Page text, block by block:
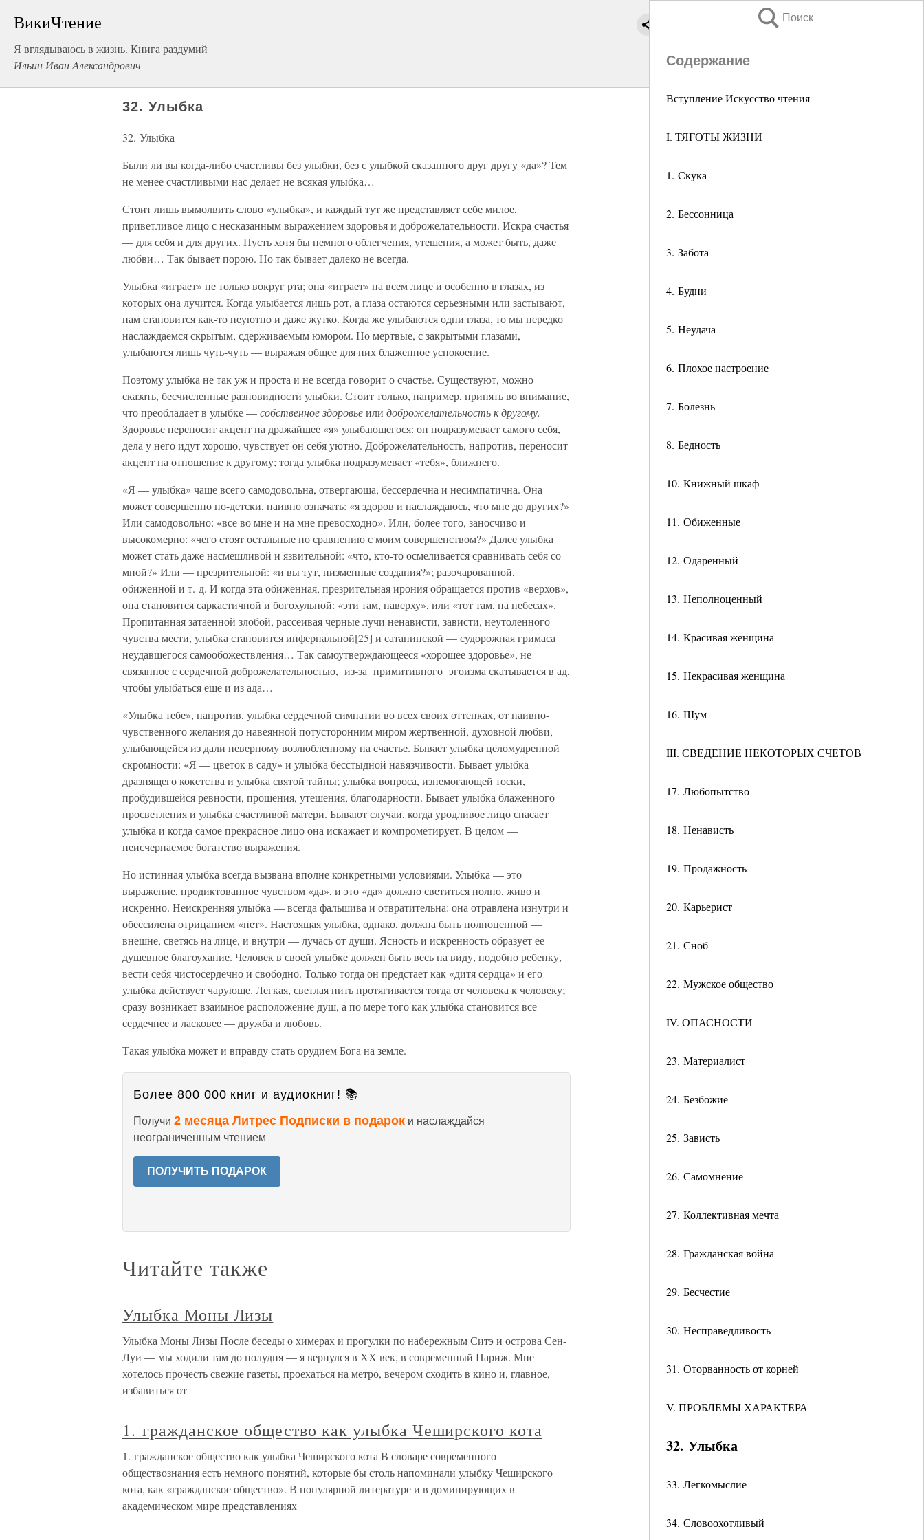
ВикиЧтение
Я вглядываюсь в жизнь. Книга раздумий
Ильин Иван Александрович
Поиск
Содержание
Вступление Искусство чтения
I. ТЯГОТЫ ЖИЗНИ
1. Скука
2. Бессонница
3. Забота
4. Будни
5. Неудача
6. Плохое настроение
7. Болезнь
8. Бедность
10. Книжный шкаф
11. Обиженные
12. Одаренный
13. Неполноценный
14. Красивая женщина
15. Некрасивая женщина
16. Шум
III. СВЕДЕНИЕ НЕКОТОРЫХ СЧЕТОВ
17. Любопытство
18. Ненависть
19. Продажность
20. Карьерист
21. Сноб
22. Мужское общество
IV. ОПАСНОСТИ
23. Материалист
24. Безбожие
25. Зависть
26. Самомнение
27. Коллективная мечта
28. Гражданская война
29. Бесчестие
30. Несправедливость
31. Оторванность от корней
V. ПРОБЛЕМЫ ХАРАКТЕРА
32. Улыбка
33. Легкомыслие
34. Словоохотливый
32. Улыбка
32. Улыбка
Были ли вы когда-либо счастливы без улыбки, без с улыбкой сказанного друг другу «да»? Тем
не менее счастливыми нас делает не всякая улыбка…
Стоит лишь вымолвить слово «улыбка», и каждый тут же представляет себе милое,
приветливое лицо с несказанным выражением здоровья и доброжелательности. Искра счастья
— для себя и для других. Пусть хотя бы немного облегчения, утешения, а может быть, даже
любви… Так бывает порою. Но так бывает далеко не всегда.
Улыбка «играет» не только вокруг рта; она «играет» на всем лице и особенно в глазах, из
которых она лучится. Когда улыбается лишь рот, а глаза остаются серьезными или застывают,
нам становится как-то неуютно и даже жутко. Когда же улыбаются одни глаза, то мы нередко
наслаждаемся скрытым, сдерживаемым юмором. Но мертвые, с закрытыми глазами,
улыбаются лишь чуть-чуть — выражая общее для них блаженное успокоение.
Поэтому улыбка не так уж и проста и не всегда говорит о счастье. Существуют, можно
сказать, бесчисленные разновидности улыбки. Стоит только, например, принять во внимание,
что преобладает в улыбке —собственное здоровьеили доброжелательность к другому.
Здоровье переносит акцент на дражайшее «я» улыбающегося: он подразумевает самого себя,
дела у него идут хорошо, чувствует он себя уютно. Доброжелательность, напротив, переносит
акцент на отношение к другому; тогда улыбка подразумевает «тебя», ближнего.
«Я — улыбка» чаще всего самодовольна, отвергающа, бессердечна и несимпатична. Она
может совершенно по-детски, наивно означать: «я здоров и наслаждаюсь, что мне до других?»
Или самодовольно: «все во мне и на мне превосходно». Или, более того, заносчиво и
высокомерно: «чего стоят остальные по сравнению с моим совершенством?» Далее улыбка
может стать даже насмешливой и язвительной: «что, кто-то осмеливается сравнивать себя со
мной?» Или — презрительной: «и вы тут, низменные создания?»; разочарованной,
обиженной и т. д. И когда эта обиженная, презрительная ирония обращается против «верхов»,
она становится саркастичной и богохульной: «эти там, наверху», или «тот там, на небесах».
Пропитанная затаенной злобой, рассеивая черные лучи ненависти, зависти, неутоленного
чувства мести, улыбка становится инфернальной[25] и сатанинской — судорожная гримаса
неудавшегося самообожествления… Так самоутверждающееся «хорошее здоровье», не
связанное с сердечной доброжелательностью, из-за примитивного эгоизма скатывается в ад,
чтобы улыбаться еще и из ада…
«Улыбка тебе», напротив, улыбка сердечной симпатии во всех своих оттенках, от наивно-
чувственного желания до навеянной потусторонним миром жертвенной, духовной любви,
улыбающейся из дали неверному возлюбленному на счастье. Бывает улыбка целомудренной
скромности: «Я — цветок в саду» и улыбка бесстыдной навязчивости. Бывает улыбка
дразнящего кокетства и улыбка святой тайны; улыбка вопроса, изнемогающей тоски,
пробудившейся ревности, прощения, утешения, благодарности. Бывает улыбка блаженного
просветления и улыбка счастливой матери. Бывают случаи, когда уродливое лицо спасает
улыбка и когда самое прекрасное лицо она искажает и компрометирует. В целом —
неисчерпаемое богатство выражения.
Но истинная улыбка всегда вызвана вполне конкретными условиями. Улыбка — это
выражение, продиктованное чувством «да», и это «да» должно светиться полно, живо и
искренно. Неискренняя улыбка — всегда фальшива и отвратительна: она отравлена изнутри и
обессилена отрицанием «нет». Настоящая улыбка, однако, должна быть полноценной —
внешне, светясь на лице, и внутри — лучась от души. Ясность и искренность образует ее
душевное благоухание. Человек в своей улыбке должен быть весь на виду, подобно ребенку,
вести себя чистосердечно и свободно. Только тогда он предстает как «дитя сердца» и его
улыбка действует чарующе. Легкая, светлая нить протягивается тогда от человека к человеку;
сразу возникает взаимное расположение душ, а по мере того как улыбка становится все
сердечнее и ласковее — дружба и любовь.
Такая улыбка может и вправду стать орудием Бога на земле.
Более 800 000 книг и аудиокниг! 📚
Получи 2 месяца Литрес Подписки в подарок и наслаждайся
неограниченным чтением
ПОЛУЧИТЬ ПОДАРОК
Читайте также
Улыбка Моны Лизы
Улыбка Моны Лизы После беседы о химерах и прогулки по набережным Ситэ и острова Сен-
Луи — мы ходили там до полудня — я вернулся в ХХ век, в современный Париж. Мне
хотелось прочесть свежие газеты, проехаться на метро, вечером сходить в кино и, главное,
избавиться от
1. гражданское общество как улыбка Чеширского кота
1. гражданское общество как улыбка Чеширского кота В словаре современного
обществознания есть немного понятий, которые бы столь напоминали улыбку Чеширского
кота, как «гражданское общество». В популярной литературе и в доминирующих в
академическом мире представлениях